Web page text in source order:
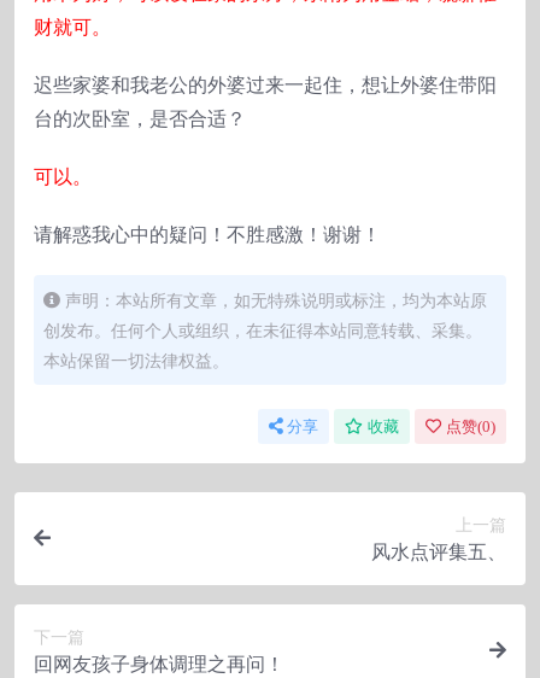
财就可。
迟些家婆和我老公的外婆过来一起住，想让外婆住带阳
台的次卧室，是否合适？
可以。
请解惑我心中的疑问！不胜感激！谢谢！
声明：本站所有文章，如无特殊说明或标注，均为本站原
创发布。任何个人或组织，在未征得本站同意转载、采集。
本站保留一切法律权益。
分享 收藏 点赞(0)
上一篇
风水点评集五、
下一篇
回网友孩子身体调理之再问！